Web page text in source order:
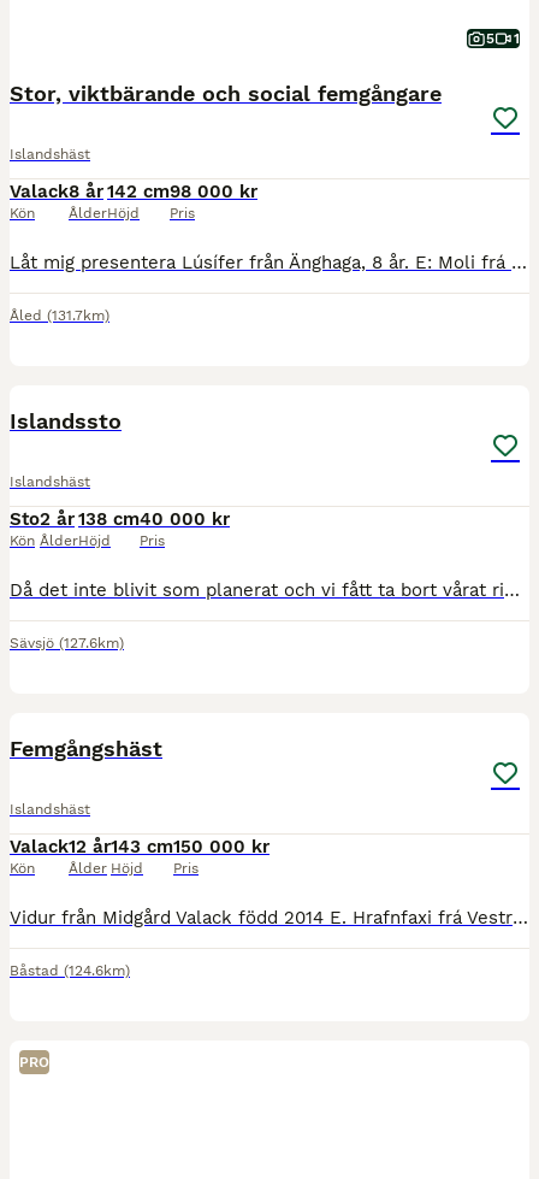
5 1
Stor, viktbärande och social femgångare
Islandshäst
Valack
Kön
8 år
Ålder
142 cm
Höjd
98 000 kr
Pris
Låt mig presentera Lúsífer från Änghaga, 8 år. E: Moli frá Skriðu U: Freydis från Killebacken Han finns utanför Halmstad och är en 5-gångare med fina, tydligt separerade och taktfasta gångarter med
Åled (131.7km)
Islandssto
Islandshäst
Sto
Kön
2 år
Ålder
138 cm
Höjd
40 000 kr
Pris
Då det inte blivit som planerat och vi fått ta bort vårat ridbara sto så behöver vi se oss om efter ett nytt hem till Donna. Musblackskäck. Blir över 140 i mankhöjd. Vaccinerad och verkad regelbundet
Sävsjö (127.6km)
Femgångshäst
Islandshäst
Valack
Kön
12 år
Ålder
143 cm
Höjd
150 000 kr
Pris
Vidur från Midgård Valack född 2014 E. Hrafnfaxi frá Vestra-Geldgingaholti ELIT premie för avkommor U. Brá frá Þverholtum Färg silversvart, strax över 140 i mankhöjd Vidur är en fantastisk indiv
Båstad (124.6km)
PRO